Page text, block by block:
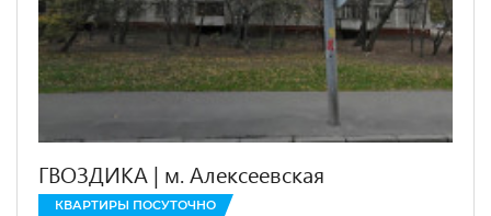
ГВОЗДИКА | м. Алексеевская
КВАРТИРЫ ПОСУТОЧНО